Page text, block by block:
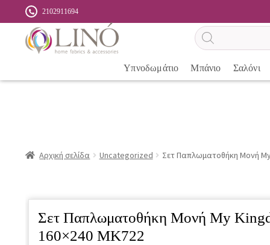
2102911694
Αναζήτηση
προϊόντων
Υπνοδωμάτιο Μπάνιο Σαλόνι
Αρχική σελίδα Uncategorized Σετ Παπλωματοθήκη Μονή
Σετ Παπλωματοθήκη Μονή My
160×240 MK722